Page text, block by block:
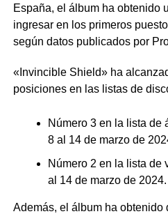
España, el álbum ha obtenido
ingresar en los primeros
según datos publicados por
«Invincible Shield» ha
posiciones en las listas de
Número 3 en la lista de
8 al 14 de marzo de
Número 2 en la lista de
al 14 de marzo de 2024.
Además, el álbum ha obtenido